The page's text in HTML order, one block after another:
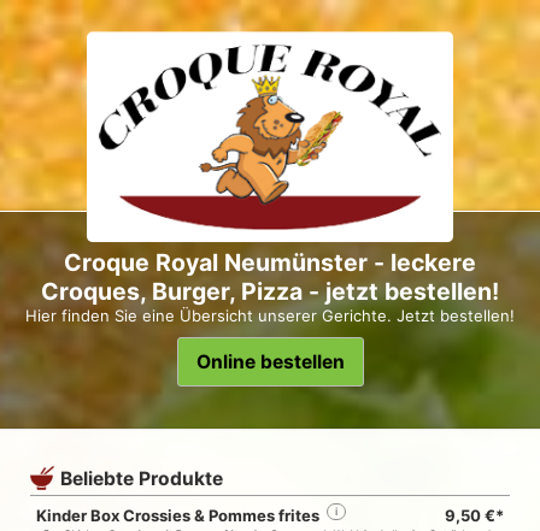
Croque Royal Neumünster - leckere
Croques, Burger, Pizza - jetzt bestellen!
Hier finden Sie eine Übersicht unserer Gerichte. Jetzt bestellen!
Online bestellen
Beliebte Produkte
Kinder Box Crossies & Pommes frites i 9,50 €*